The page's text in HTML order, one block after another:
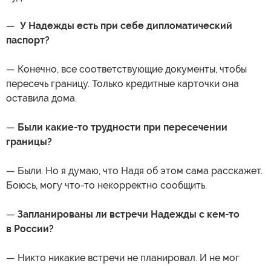
— У Надежды есть при себе дипломатический
паспорт?
— Конечно, все соответствующие документы, чтобы
пересечь границу. Только кредитные карточки она
оставила дома.
— Были какие-то трудности при пересечении
границы?
— Были. Но я думаю, что Надя об этом сама расскажет.
Боюсь, могу что-то некорректно сообщить.
— Запланированы ли встречи Надежды с кем-то
в России?
— Никто никакие встречи не планировал. И не мог